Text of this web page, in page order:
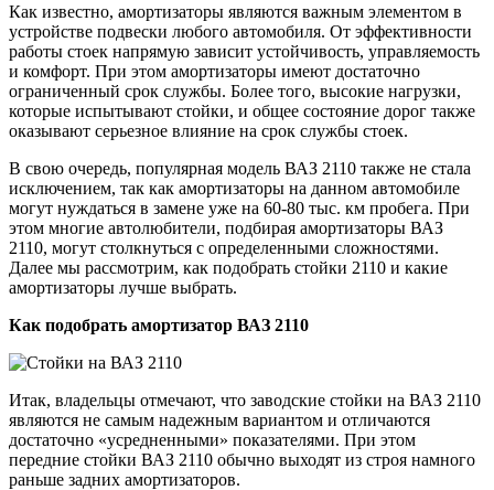
Как известно, амортизаторы являются важным элементом в
устройстве подвески любого автомобиля. От эффективности
работы стоек напрямую зависит устойчивость, управляемость
и комфорт. При этом амортизаторы имеют достаточно
ограниченный срок службы. Более того, высокие нагрузки,
которые испытывают стойки, и общее состояние дорог также
оказывают серьезное влияние на срок службы стоек.
В свою очередь, популярная модель ВАЗ 2110 также не стала
исключением, так как амортизаторы на данном автомобиле
могут нуждаться в замене уже на 60-80 тыс. км пробега. При
этом многие автолюбители, подбирая амортизаторы ВАЗ
2110, могут столкнуться с определенными сложностями.
Далее мы рассмотрим, как подобрать стойки 2110 и какие
амортизаторы лучше выбрать.
Как подобрать амортизатор ВАЗ 2110
Итак, владельцы отмечают, что заводские стойки на ВАЗ 2110
являются не самым надежным вариантом и отличаются
достаточно «усредненными» показателями. При этом
передние стойки ВАЗ 2110 обычно выходят из строя намного
раньше задних амортизаторов.